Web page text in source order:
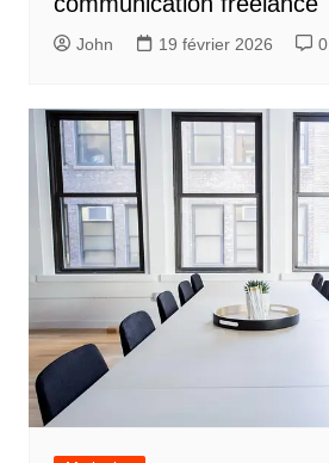
John 19 février 2026 0